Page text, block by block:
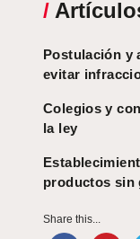
/
Postulación y
evitar
Colegios y
la ley
productos sin
Share this...